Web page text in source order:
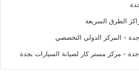
الطرق السريعة
- المركز الدولي التخصصي
- مركز مستر كار لصيانة السيارات بجدة